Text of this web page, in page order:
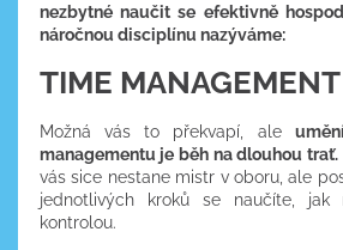
nezbytné naučit se efektivně
náročnou disciplínu nazýváme:
TIME MANAGEMENT
Možná vás to překvapí, ale
managementu je běh na dlouhou trať.
vás sice nestane mistr v oboru, ale
jednotlivých kroků se naučíte,
kontrolou.